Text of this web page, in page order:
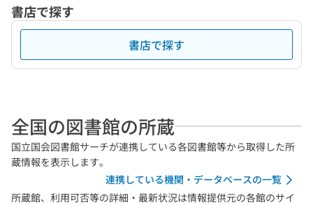
書店で探す
書店で探す
全国の図書館の所蔵
国立国会図書館サーチが連携している各図書館等から取得した所
蔵情報を表示します。
連携している機関・データベースの一覧
所蔵館、利用可否等の詳細・最新状況は情報提供元の各館のサイ